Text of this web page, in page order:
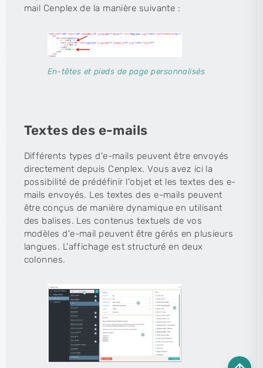
mail Cenplex de la manière suivante :
En-têtes et pieds de page personnalisés
Textes des e-mails
Différents types d'e-mails peuvent être envoyés
directement depuis Cenplex. Vous avez ici la
possibilité de prédéfinir l'objet et les textes des e-
mails envoyés. Les textes des e-mails peuvent
être conçus de manière dynamique en utilisant
des balises. Les contenus textuels de vos
modèles d'e-mail peuvent être gérés en plusieurs
langues. L'affichage est structuré en deux
colonnes.